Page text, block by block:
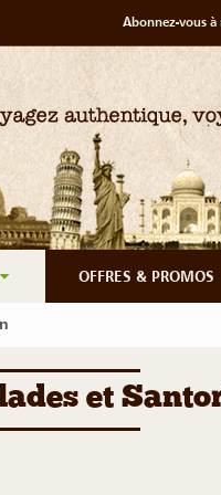
Abonnez-vous
OFFRES & PROMOS
et